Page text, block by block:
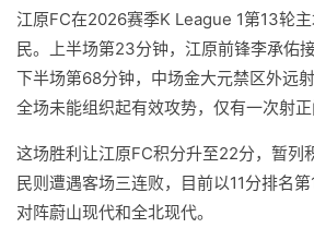
江原FC在2026赛季K League 1第13轮
民。上半场第23分钟，江原前锋李承佑
下半场第68分钟，中场金大元禁区外远
全场未能组织起有效攻势，仅有一次射正
这场胜利让江原FC积分升至22分，暂列
民则遭遇客场三连败，目前以11分排名
对阵蔚山现代和全北现代。